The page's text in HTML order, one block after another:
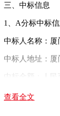
三、中标信息
1、A分标中标
中标人名称：厦
中标人地址：
中标金额：人
厦门金龙旅行车
查看全文